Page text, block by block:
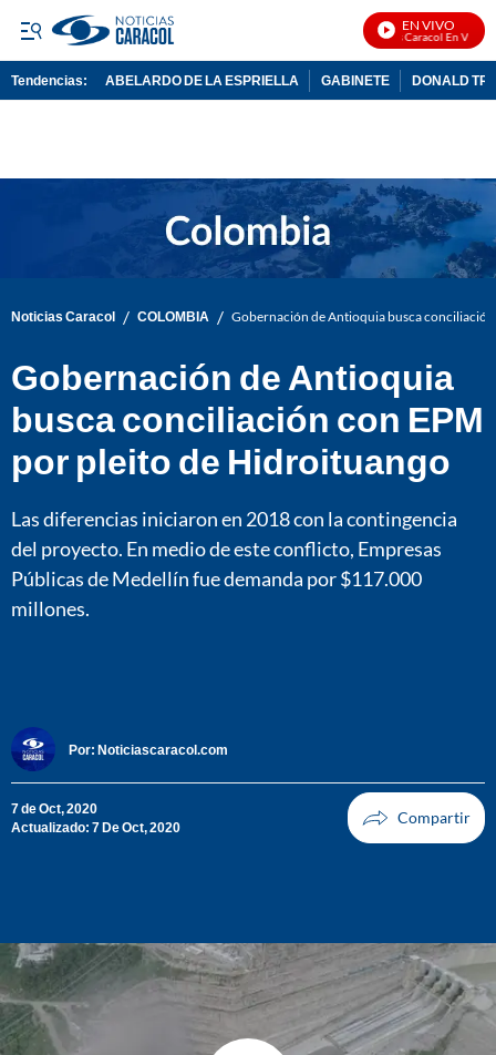
EN VIVO
Noticias Caracol En Vivo
Tendencias: ABELARDO DE LA ESPRIELLA GABINETE DONALD
Noticias Caracol / COLOMBIA / Gobernación de Antioquia busca
Gobernación de Antioquia
busca conciliación con EPM
por pleito de Hidroituango
Las diferencias iniciaron en 2018 con la contingencia
del proyecto. En medio de este conflicto, Empresas
Públicas de Medellín fue demanda por $117.000
millones.
Por: Noticiascaracol.com
7 de Oct, 2020
Actualizado: 7 De Oct, 2020